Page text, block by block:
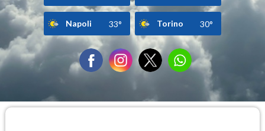
Napoli 33° Torino 30°